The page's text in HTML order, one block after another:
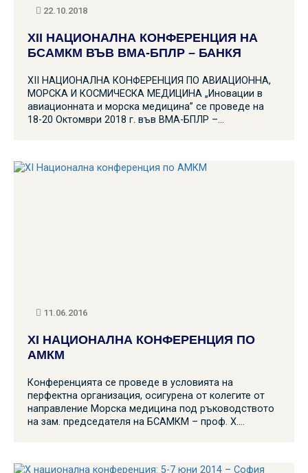
22.10.2018
XII НАЦИОНАЛНА КОНФЕРЕНЦИЯ НА
БСАМКМ ВЪВ ВМА-БПЛР – БАНКЯ
XII НАЦИОНАЛНА КОНФЕРЕНЦИЯ ПО АВИАЦИОННА,
МОРСКА И КОСМИЧЕСКА МЕДИЦИНА „Иновации в
авиационната и морска медицина” се проведе на
18-20 Октомври 2018 г. във ВМА-БПЛР –…
11.06.2016
XI НАЦИОНАЛНА КОНФЕРЕНЦИЯ ПО
АМКМ
Конференцията се проведе в условията на
перфектна организация, осигурена от колегите от
направление Морска медицина под ръководството
на зам. председателя на БСАМКМ – проф. Х.…